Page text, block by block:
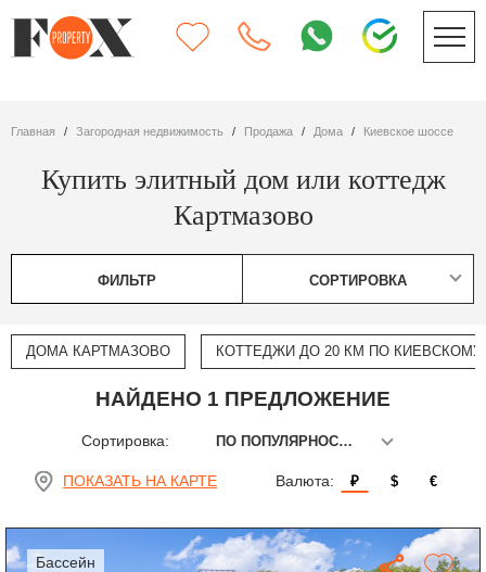
Главная Загородная недвижимость Продажа дома Киевское шоссе
Купить элитный дом или коттедж
Картмазово
ФИЛЬТР СОРТИРОВКА
ДОМА КАРТМАЗОВО КОТТЕДЖИ ДО 20 КМ ПО
НАЙДЕНО 1 ПРЕДЛОЖЕНИЕ
Сортировка: ПО ПОПУЛЯРНОСТИ
ПОКАЗАТЬ НА КАРТЕ Валюта: ₽ $ €
бассейн